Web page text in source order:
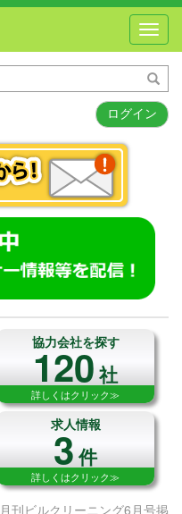
ログイン
協力会社を探す
120社
詳しくはクリック≫
求人情報
3件
詳しくはクリック≫
月刊ビルクリーニング6月号掲